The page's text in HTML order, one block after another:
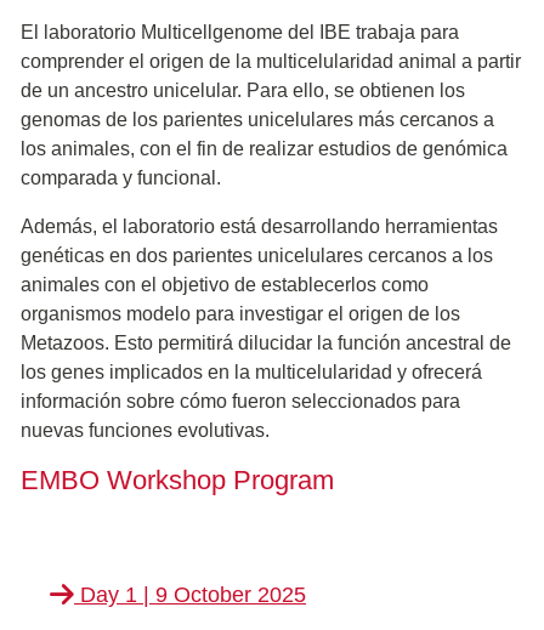
El laboratorio Multicellgenome del IBE trabaja para
comprender el origen de la multicelularidad animal a partir
de un ancestro unicelular. Para ello, se obtienen los
genomas de los parientes unicelulares más cercanos a
los animales, con el fin de realizar estudios de genómica
comparada y funcional.
Además, el laboratorio está desarrollando herramientas
genéticas en dos parientes unicelulares cercanos a los
animales con el objetivo de establecerlos como
organismos modelo para investigar el origen de los
Metazoos. Esto permitirá dilucidar la función ancestral de
los genes implicados en la multicelularidad y ofrecerá
información sobre cómo fueron seleccionados para
nuevas funciones evolutivas.
EMBO Workshop Program
Day 1 | 9 October 2025